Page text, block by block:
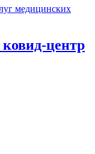
медицинскиx
центр